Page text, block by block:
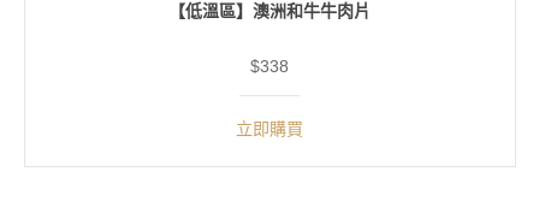
【低溫區】澳洲和牛牛肉片
$338
立即購買